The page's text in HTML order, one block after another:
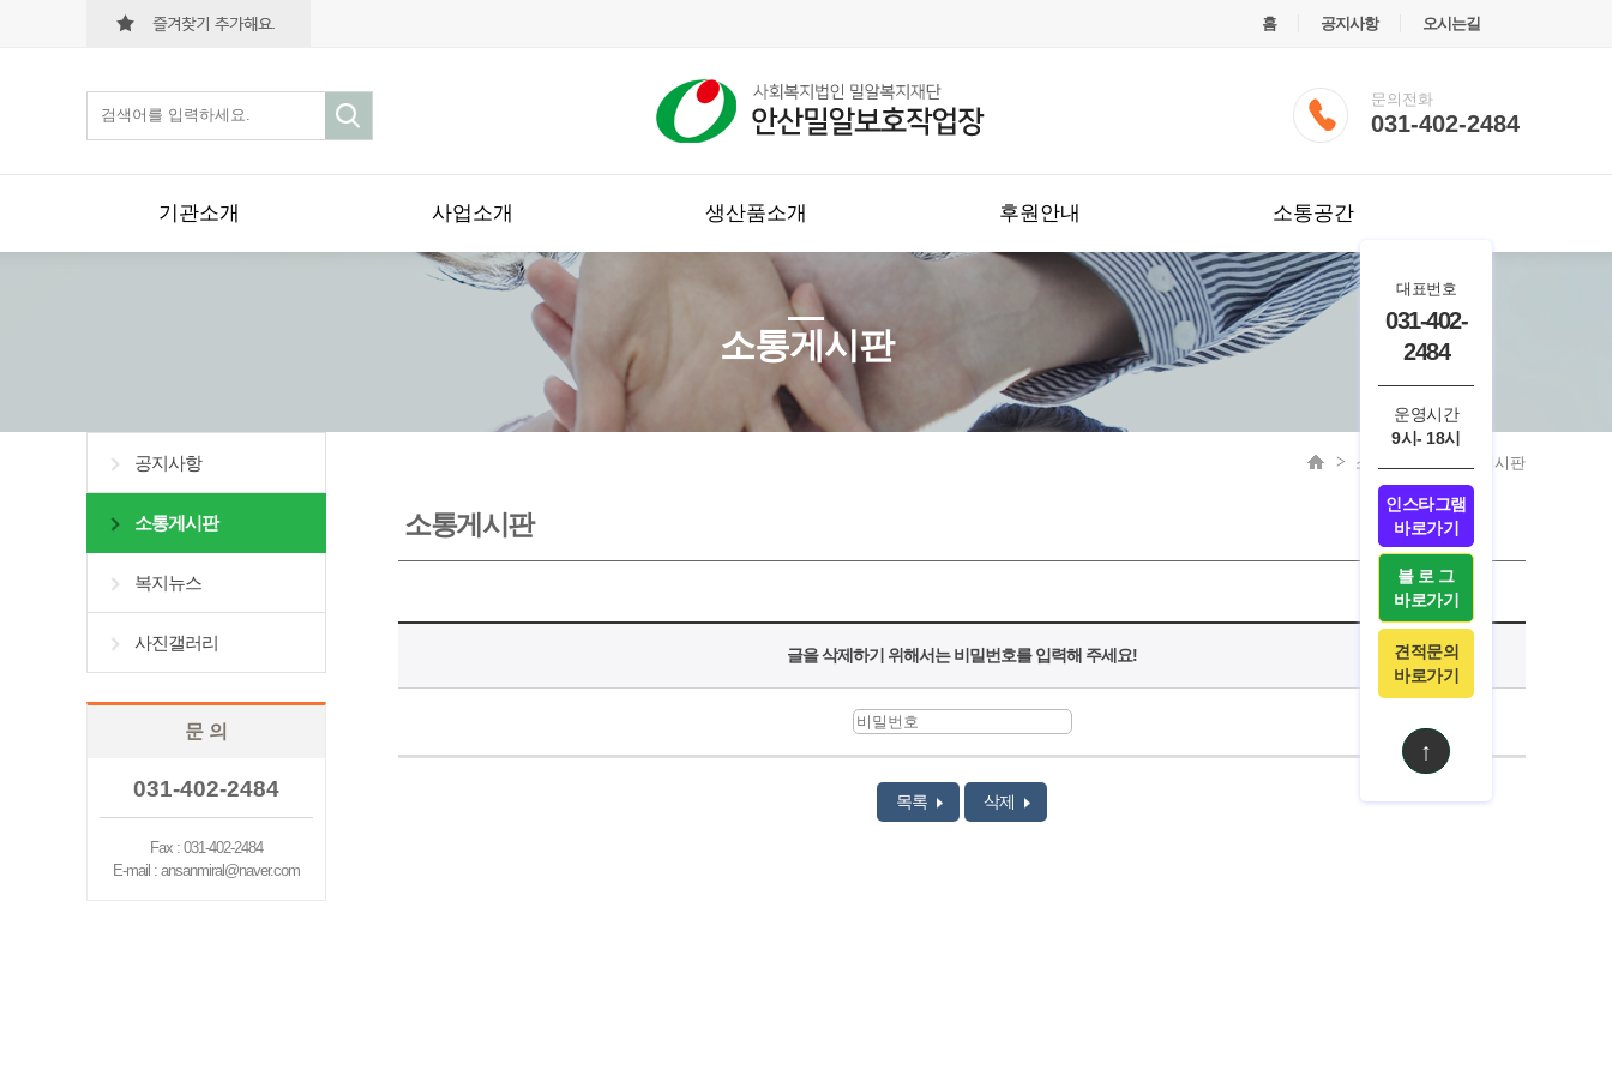
홈 공지사항 오시는길
문의전화
031-402-2484
기관소개 사업소개 생산품소개 후원안내 소통공간
소통게시판
공지사항
소통게시판
복지뉴스
사진갤러리
문 의
031-402-2484
Fax : 031-402-2484
E-mail : ansanmiral@naver.com
소통공간 소통게시판
소통게시판
글을 삭제하기 위해서는 비밀번호를 입력해 주세요!
목록 삭제
대표번호
031-402-
2484
운영시간
9시- 18시
인스타그램
바로가기
블 로 그
바로가기
견적문의
바로가기
↑